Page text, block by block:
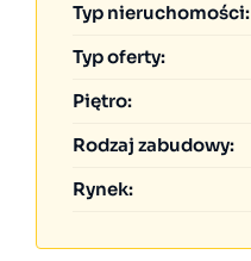
Typ nieruchomości:
Typ oferty:
Piętro:
Rodzaj zabudowy:
Rynek: